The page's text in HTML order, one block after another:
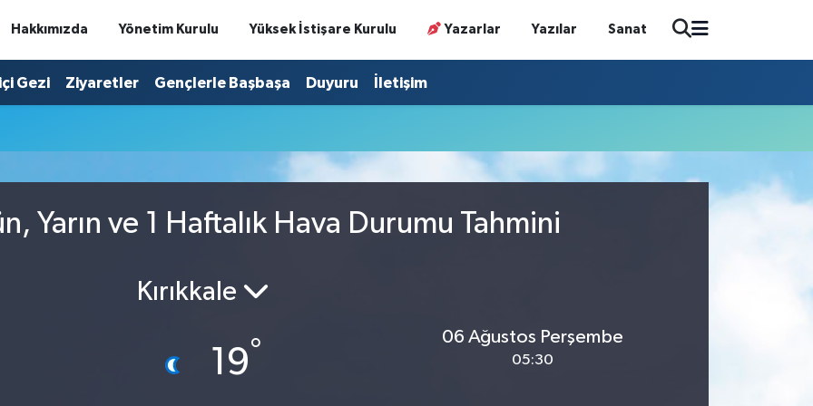
Hakkımızda Yönetim Kurulu Yüksek İstişare Kurulu Yazarlar Yazılar Sanat
Gezi Ziyaretler Gençlerle Başbaşa Duyuru İletişim
Yarın ve 1 Haftalık Hava Durumu Tahmini
Kırıkkale
19°
06 Ağustos Perşembe
05:30